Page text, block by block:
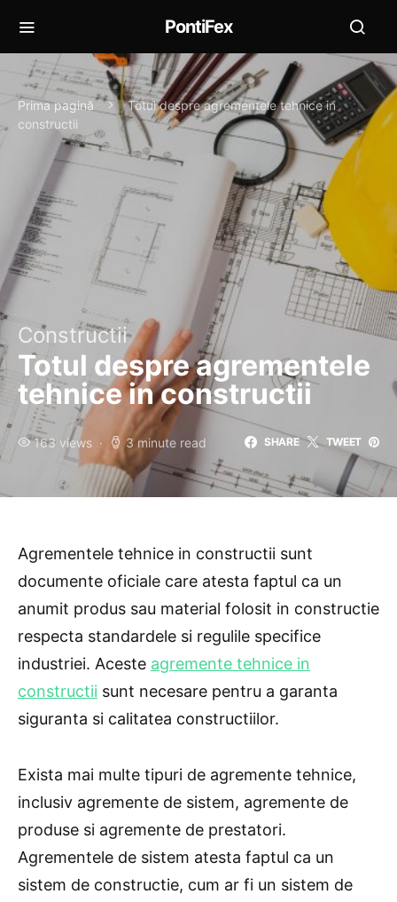
PontiFex
Prima pagină
Totul despre agrementele tehnice in
constructii
Constructii
Totul despre agrementele
tehnice in constructii
163 views 3 minute read SHARE TWEET
Agrementele tehnice in constructii sunt
documente oficiale care atesta faptul ca un
anumit produs sau material folosit in constructie
respecta standardele si regulile specifice
industriei. Aceste agremente tehnice in
constructii sunt necesare pentru a garanta
siguranta si calitatea constructiilor.
Exista mai multe tipuri de agremente tehnice,
inclusiv agremente de sistem, agremente de
produse si agremente de prestatori.
Agrementele de sistem atesta faptul ca un
sistem de constructie, cum ar fi un sistem de